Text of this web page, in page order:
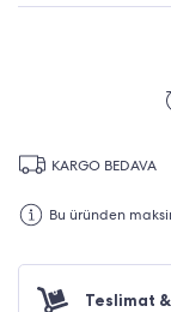
KARGO BEDAVA
Bu üründen
Teslimat